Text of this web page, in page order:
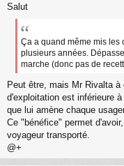
e
s
l
u
Salut
Ça a quand même mis les
plusieurs années.
marche (donc pas de
Peut être, mais Mr Rivalta
d'exploitation est inférieure
que lui amène chaque
Ce "bénéfice" permet
voyageur transporté.
@+